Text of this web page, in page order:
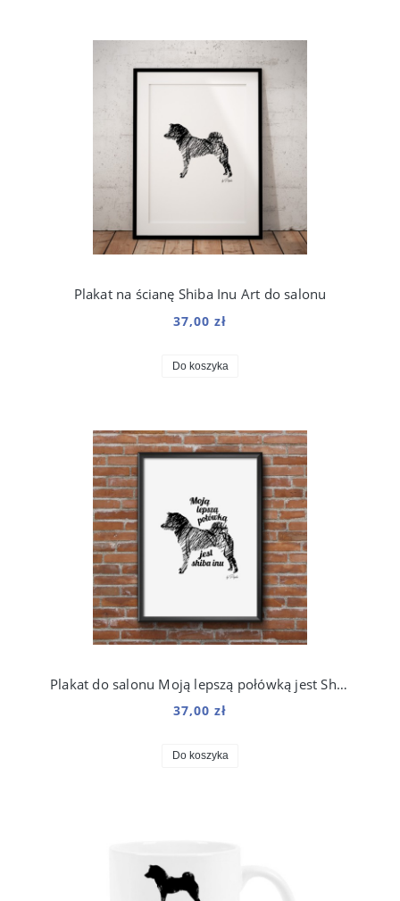
Plakat na ścianę Shiba Inu Art do salonu
37,00 zł
Do koszyka
Plakat do salonu Moją lepszą połówką jest Shiba Inu
37,00 zł
Do koszyka